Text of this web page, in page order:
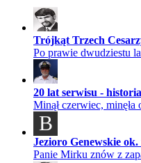
Trójkąt Trzech
Po prawie dwudziestu
20 lat serwisu -
Minął czerwiec, minęła
B
Jezioro Genewskie
Panie Mirku znów z